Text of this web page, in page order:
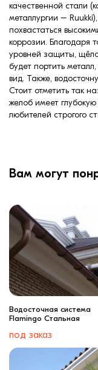
качественной стали
металлургии –
похвастаться
коррозии. Благодаря
уровней защиты,
будет портить
вид. Также,
Стоит отметить так
желоб имеет
любителей строгого
Вам могут
Водосточная система
Flamingo Стальная
под заказ